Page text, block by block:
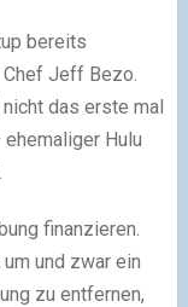
bereits
Jeff Bezo.
das erste mal
Hulu
finanzieren.
und zwar ein
zu entfernen,